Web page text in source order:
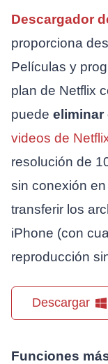
Descargador
proporciona
Películas y
plan de Netflix
puede eliminar
videos de
resolución de
sin conexión
transferir los
iPhone (con
reproducción
Descargar
Funciones